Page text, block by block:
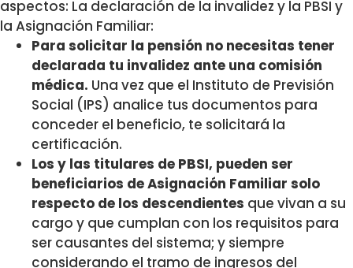
aspectos: La declaración de la invalidez y la PBSI y
la Asignación Familiar:
Para solicitar la pensión no necesitas tener
declarada tu invalidez ante una comisión
médica. Una vez que el Instituto de Previsión
Social (IPS) analice tus documentos para
conceder el beneficio, te solicitará la
certificación.
Los y las titulares de PBSI, pueden ser
beneficiarios de Asignación Familiar solo
respecto de los descendientes que vivan a su
cargo y que cumplan con los requisitos para
ser causantes del sistema; y siempre
considerando el tramo de ingresos del